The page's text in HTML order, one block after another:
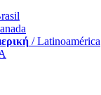
/ Latinoamérica